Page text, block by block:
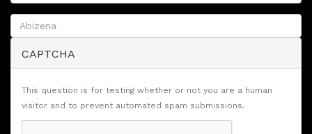
CAPTCHA
This question is for testing whether or not you are a human
visitor and to prevent automated spam submissions.